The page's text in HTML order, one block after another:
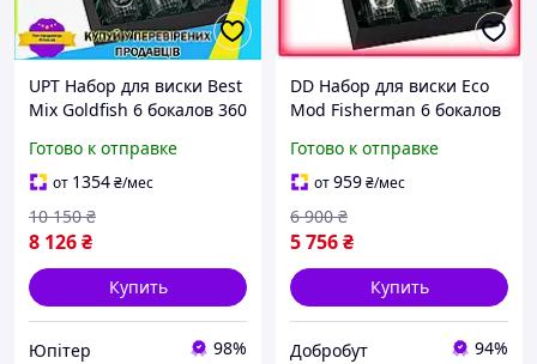
UPT Набор для виски Best
Mix Goldfish 6 бокалов 360
позолотой для мужчин и
женщин UPT66-B
Готово к отправке
от 1354₴/мес
8 126₴
10 150 ₴
Купить
Юпітер 98%
DD Набор для виски Eco
Mod Fisherman 6 бокалов
с позолотой для алкоголя
подаро Dobro-A
Готово к отправке
от959₴/мес
5 756₴
6 900 ₴
Купить
Добробут 94%